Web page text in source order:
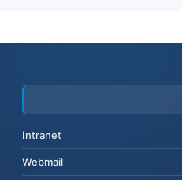
Intranet
Webmail